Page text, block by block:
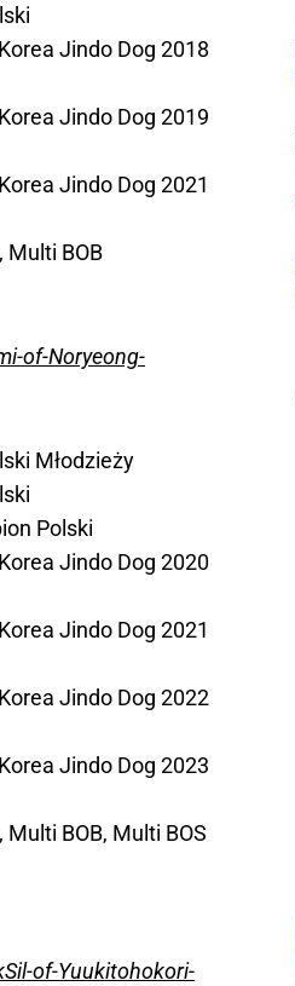
Jindo Dog 2018
Jindo Dog 2019
Jindo Dog 2021
Multi BOB
of-Noryeong-
Młodzieży
Polski
Jindo Dog 2020
Jindo Dog 2021
Jindo Dog 2022
Jindo Dog 2023
Multi BOB, Multi BOS
of-Yuukitohokori-